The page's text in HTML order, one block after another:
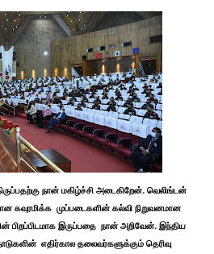
நான் மகிழ்ச்சி அடைகிறேன். வெலிங்டன்
கவுரமிக்க முப்படைகளின் கல்வி நிறுவனமான
பிறப்பிடமாக இருப்பதை நான் அறிவேன். இந்திய
எதிர்கால தலைவர்களுக்கும் தெரிவு